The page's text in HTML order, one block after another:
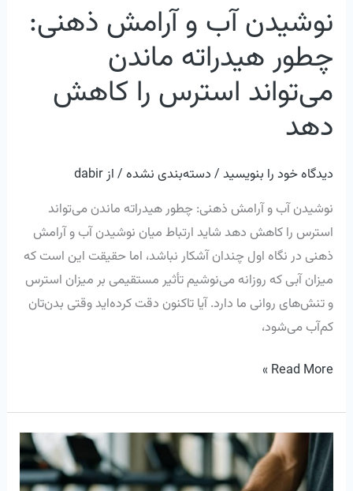
نوشیدن آب و آرامش ذهنی:
چطور هیدراته ماندن
می‌تواند استرس را کاهش
دهد
دیدگاه‌ خود را بنویسید/دسته‌بندی نشده/ ازdabir
نوشیدن آب و آرامش ذهنی: چطور هیدراته ماندن می‌تواند
استرس را کاهش دهد شاید ارتباط میان نوشیدن آب و آرامش
ذهنی در نگاه اول چندان آشکار نباشد، اما حقیقت این است که
میزان آبی که روزانه می‌نوشیم تأثیر مستقیمی بر میزان استرس
و تنش‌های روانی ما دارد. آیا تاکنون دقت کرده‌اید وقتی بدن‌تان
کم‌آب می‌شود،
را
کاهش
دهد
Read More »
تفاوت
آب